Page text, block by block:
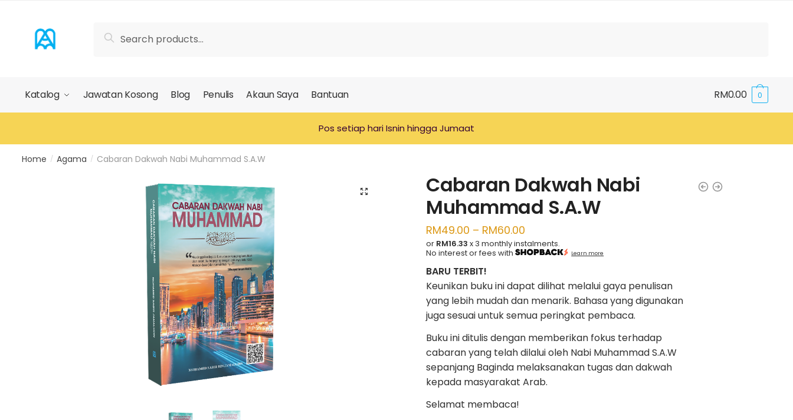
navigation
content
for:
Search
Katalog Jawatan Kosong Blog Penulis Akaun Saya Bantuan RM0.00 0
Pos setiap hari Isnin hingga Jumaat
Home / Agama / Cabaran Dakwah Nabi Muhammad S.A.W
🔍
Cabaran Dakwah Nabi
Muhammad S.A.W
RM49.00 – RM60.00
or RM16.33 x 3 monthly instalments.
No interest or fees with
Learn more
BARU TERBIT!
Keunikan buku ini dapat dilihat melalui gaya penulisan
yang lebih mudah dan menarik. Bahasa yang digunakan
juga sesuai untuk semua peringkat pembaca.
Buku ini ditulis dengan memberikan fokus terhadap
cabaran yang telah dilalui oleh Nabi Muhammad S.A.W
sepanjang Baginda melaksanakan tugas dan dakwah
kepada masyarakat Arab.
Selamat membaca!